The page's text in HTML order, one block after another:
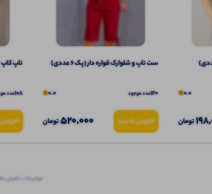
0.0
تومان
ست تاپ و شلوارک قواره دار (پک 6 عددی)
120عدد موجود 0.0
افزودن به سبد 520,000تومان
تاپ کاپ
108عدد
توضیحات تکمیلی